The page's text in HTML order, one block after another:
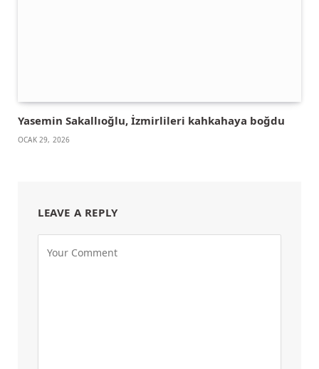
Yasemin Sakallıoğlu, İzmirlileri kahkahaya boğdu
OCAK 29, 2026
LEAVE A REPLY